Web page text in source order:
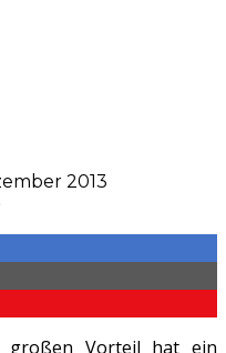
2013
großen Vorteil hat ein